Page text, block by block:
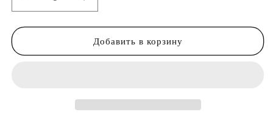
Уменьшить
количество
LA
Stem
Увеличить
количество
LA
MENTE
Stem
Добавить в корзину